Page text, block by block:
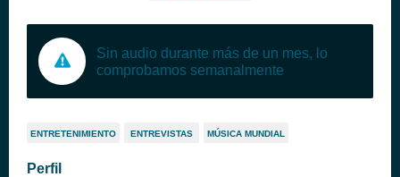
Sin audio durante más de un mes, lo
comprobamos semanalmente
ENTRETENIMIENTO ENTREVISTAS MÚSICA MUNDIAL
Perfil